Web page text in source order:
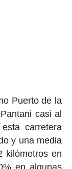
Puerto de la
casi al
carretera
y una media
kilómetros en